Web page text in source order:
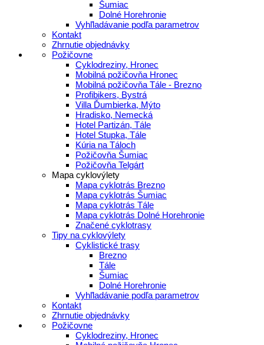
Šumiac
Dolné Horehronie
Vyhľladávanie podľa parametrov
Kontakt
Zhrnutie objednávky
Požičovne
Cyklodreziny, Hronec
Mobilná požičovňa Hronec
Mobilná požičovňa Tále - Brezno
Profibikers, Bystrá
Villa Ďumbierka, Mýto
Hradisko, Nemecká
Hotel Partizán, Tále
Hotel Stupka, Tále
Kúria na Táloch
Požičovňa Šumiac
Požičovňa Telgárt
Mapa cyklovýlety
Mapa cyklotrás Brezno
Mapa cyklotrás Šumiac
Mapa cyklotrás Tále
Mapa cyklotrás Dolné Horehronie
Značené cyklotrasy
Tipy na cyklovýlety
Cyklistické trasy
Brezno
Tále
Šumiac
Dolné Horehronie
Vyhľladávanie podľa parametrov
Kontakt
Zhrnutie objednávky
Požičovne
Cyklodreziny, Hronec